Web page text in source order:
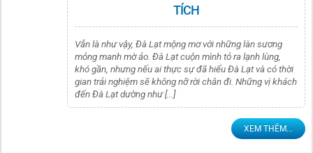
TÍCH
Vẫn là như vậy, Đà Lạt mộng mơ với những làn sương
mỏng manh mờ ảo. Đà Lạt cuộn mình tỏ ra lạnh lùng,
khó gần, nhưng nếu ai thực sự đã hiểu Đà Lạt và có thời
gian trải nghiệm sẽ không nỡ rời chân đi. Những vị khách
đến Đà Lạt dường như […]
XEM THÊM...